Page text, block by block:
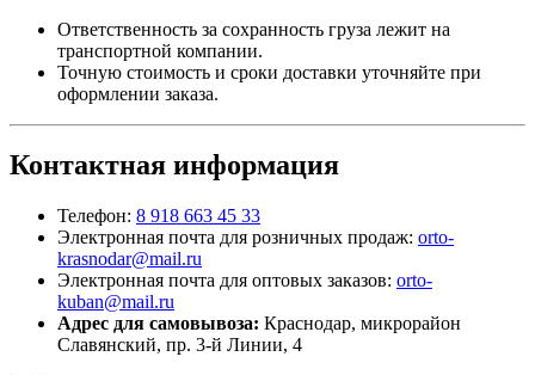
Ответственность за сохранность груза лежит на
транспортной компании.
Точную стоимость и сроки доставки уточняйте при
оформлении заказа.
Контактная информация
Телефон: 8 918 663 45 33
Электронная почта для розничных продаж: orto-
krasnodar@mail.ru
Электронная почта для оптовых заказов: orto-
kuban@mail.ru
Адрес для самовывоза: Краснодар, микрорайон
Славянский, пр. 3-й Линии, 4